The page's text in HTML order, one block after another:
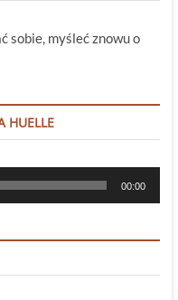
sobie, myśleć znowu o
HUELLE
00:00